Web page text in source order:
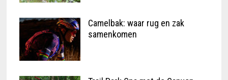
Camelbak: waar rug en zak
samenkomen